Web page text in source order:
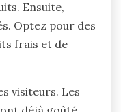
Ensuite,
Optez pour des
frais et de
visiteurs. Les